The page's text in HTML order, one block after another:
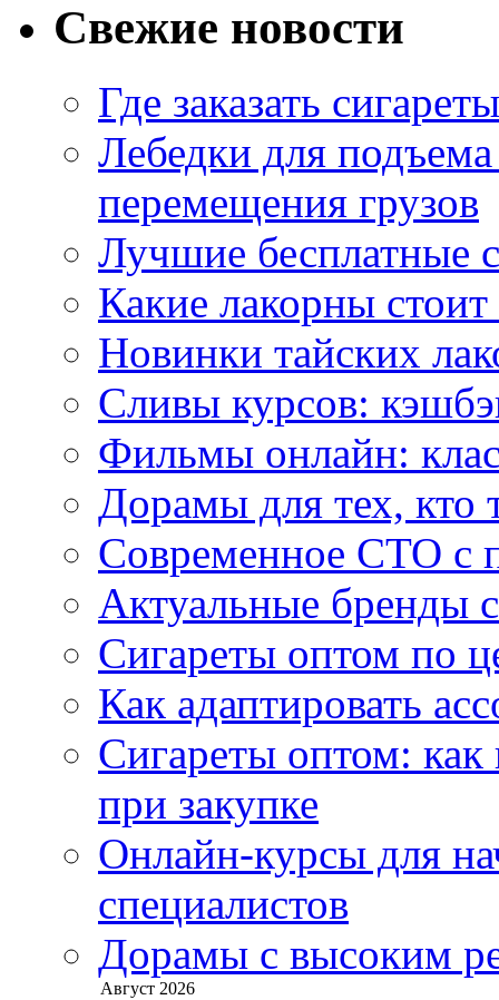
Свежие новости
Где заказать
Лебедки для
перемещения грузов
Лучшие бесплатные
Какие лакорны стоит
Новинки тайских
Сливы курсов:
Фильмы онлайн:
Дорамы для тех, кто
Современное СТО с
Актуальные бренды
Сигареты оптом по
Как адаптировать
Сигареты оптом:
при закупке
Онлайн-курсы для
специалистов
Дорамы с высоким
Август 2026